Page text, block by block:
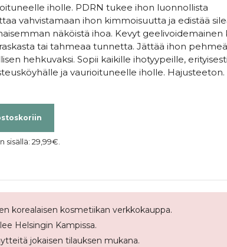
iholle. PDRN tukee ihon luonnollista
vahvistamaan ihon kimmoisuutta ja edistää
näköistä ihoa. Kevyt geelivoidemainen
tai tahmeaa tunnetta. Jättää ihon
hehkuvaksi. Sopii kaikille ihotyypeille,
ja vaurioituneelle iholle. Hajusteeton.
sisällä: 29,99€
korealaisen kosmetiikan verkkokauppa.
Helsingin Kampissa.
jokaisen tilauksen mukana.